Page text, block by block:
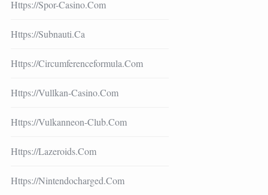
Https://spor-Casino.com
Https://subnauti.ca
Https://circumferenceformula.com
Https://vullkan-Casino.com
Https://vulkanneon-Club.com
Https://lazeroids.com
Https://nintendocharged.com